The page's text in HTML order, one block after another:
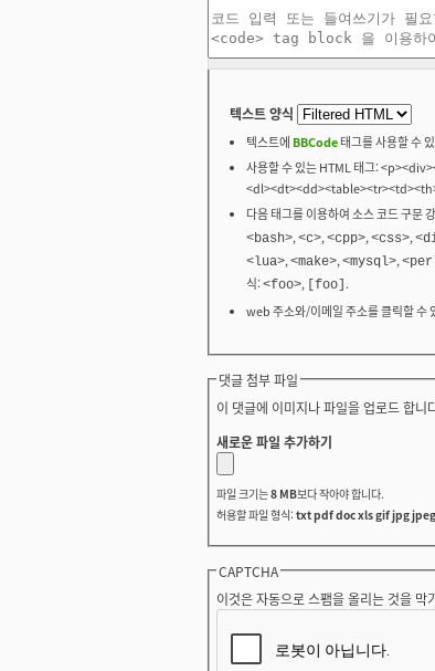
텍스트 양식
텍스트에 BBCode태그를 사용할 수
사용할 수 있는 HTML 태그:
다음 태그를 이용하여 소스 코드 구문
<bash>, <c>, <cpp>, <css>,
<lua>, <make>, <mysql>,
식: <foo>, [foo] .
web 주소와/이메일 주소를 클릭할 수
댓글 첨부 파일
이 댓글에 이미지나 파일을 업로드 합니
새로운 파일 추가하기
파일 크기는8 MB보다 작아야 합니다.
허용할 파일 형식: txt pdf doc xls gif jpg
CAPTCHA
이것은 자동으로 스팸을 올리는 것을 막